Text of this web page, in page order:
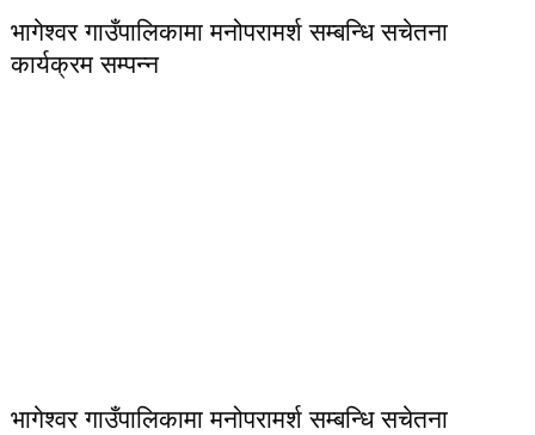
भागेश्वर गाउँपालिकामा मनोपरामर्श सम्बन्धि सचेतना
कार्यक्रम सम्पन्न
भागेश्वर गाउँपालिकामा मनोपरामर्श सम्बन्धि सचेतना